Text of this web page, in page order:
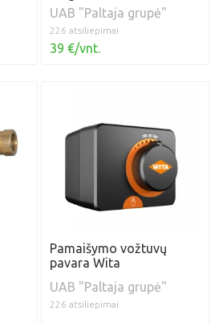
UAB "Paltaja grupė"
226 atsiliepimai
39 €/vnt.
Pamaišymo vožtuvų
pavara Wita
UAB "Paltaja grupė"
226 atsiliepimai